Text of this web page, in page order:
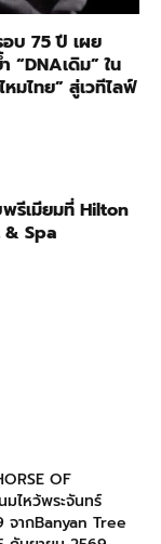
บ 75 ปี เผย
เดิม” ใน
มไทย” สู่เวทีไลฟ์
รีเมียมที่ Hilton
Spa
OF
มไหว้พระจันทร์
จากBanyan Tree